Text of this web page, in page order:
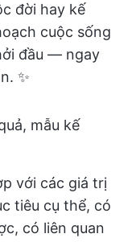
đời hay kế
cuộc sống
đầu — ngay
✨
mẫu kế
với các giá trị
tiêu cụ thể, có
có liên quan